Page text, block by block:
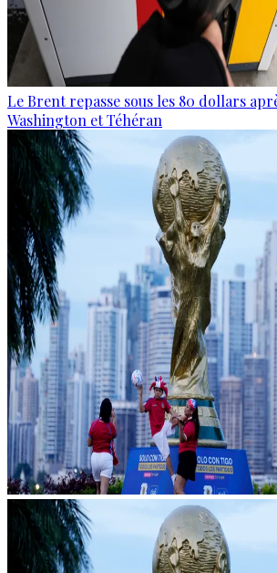
Le Brent repasse sous les 80 dollars
Washington et Téhéran